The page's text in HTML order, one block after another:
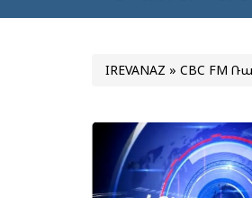
IREVANAZ » CBC FM